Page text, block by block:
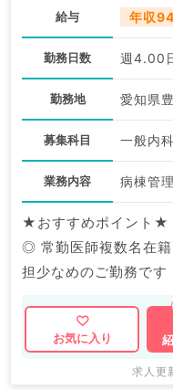
給与 年収
勤務日数 週4.00
勤務地 愛知県
募集科目
業務内容 病棟管
★おすすめポイント★
◎ 常勤医師複数名在
担少なめのご勤務です！ マイナビDOCTORでは病
クリニックなどの医
業医等の企業系求人
詳細等はお気軽にお問
お気に入り
求人